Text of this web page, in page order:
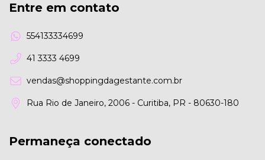
Entre em contato
554133334699
41 3333 4699
vendas@shoppingdagestante.com.br
Rua Rio de Janeiro, 2006 - Curitiba, PR - 80630-180
Permaneça conectado